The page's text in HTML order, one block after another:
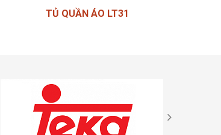
TỦ QUẦN ÁO LT31